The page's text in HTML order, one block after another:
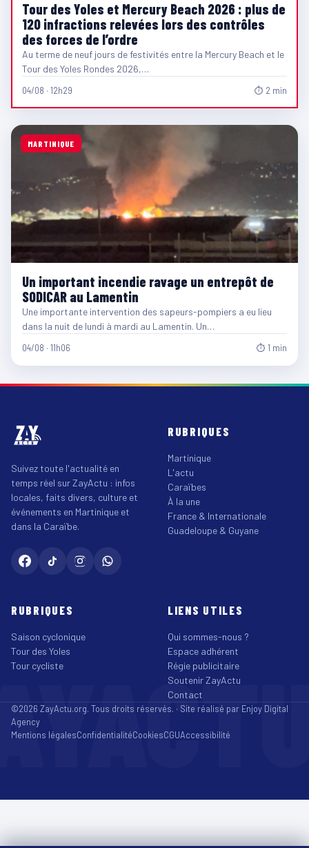
Tour des Yoles et Mercury Beach 2026 : plus de
120 infractions relevées lors des contrôles
des forces de l’ordre
Au terme de neuf jours de festivités entre la Mercury Beach et le
Tour des Yoles Rondes 2026,…
04/08 · 12h29 ⏱ 2 min
MARTINIQUE
Un important incendie ravage un entrepôt de
SODICAR au Lamentin
Une importante intervention des sapeurs-pompiers a eu lieu
dans la nuit de lundi à mardi au Lamentin. Un…
04/08 · 11h06 ⏱ 1 min
Suivez toute l'actualité en
temps réel sur ZayActu : infos
locales, faits divers, culture et
événements en Martinique et
dans la Caraïbe.
RUBRIQUES
Martinique
L'actu
Caraïbes
À la une
France & Internationale
Guadeloupe & Guyane
RUBRIQUES
Saison cyclonique
Tour des Yoles
Tour cycliste
LIENS UTILES
Qui sommes-nous ?
Espace adhérent
Régie publicitaire
Soutenir ZayActu
Contact
©2026 ZayActu.org. Tous droits réservés. · Site réalisé par Enjoy Digital
Agency
Mentions légalesConfidentialitéCookiesCGUAccessibilité